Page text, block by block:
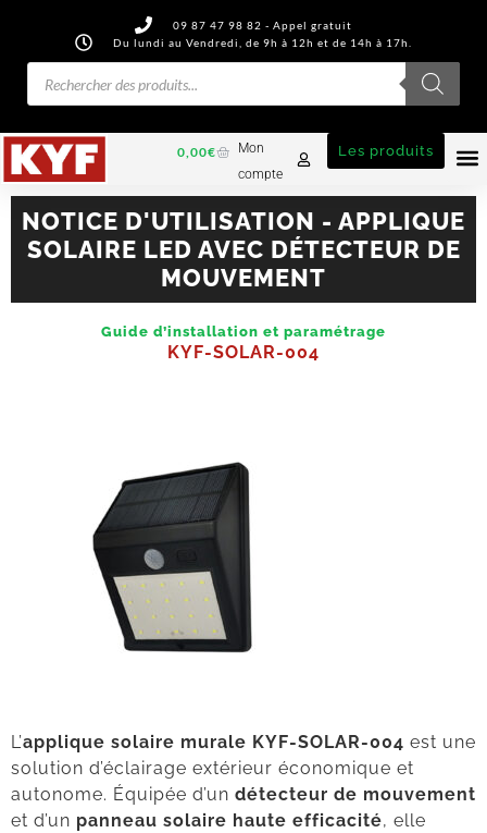
09 87 47 98 82 - Appel gratuit
Du lundi au Vendredi, de 9h à 12h et de 14h à 17h.
Les produits
Mon
compte
0,00€
NOTICE D'UTILISATION - APPLIQUE
SOLAIRE LED AVEC DÉTECTEUR DE
MOUVEMENT
Guide d’installation et paramétrage
KYF-SOLAR-004
L’applique solaire murale KYF-SOLAR-004 est une
solution d’éclairage extérieur économique et
autonome. Équipée d’un détecteur de mouvement
et d’un panneau solaire haute efficacité, elle